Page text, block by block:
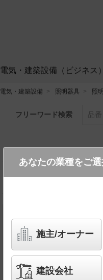
電気・建築設備（ビジネス）
電気・建築設備 照明器具 照
フリーワード検索 品
YYY66141K LE1
あなたの業種をご選
施主/オーナー
建設会社